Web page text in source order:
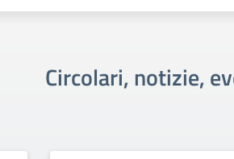
Circolari, notizie,